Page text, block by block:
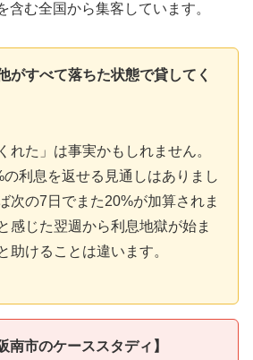
含む全国から集客しています。
がすべて落ちた状態で貸してく
れた」は事実かもしれません。
の利息を返せる見通しはありまし
次の7日でまた20%が加算されま
感じた翌週から利息地獄が始ま
助けることは違います。
市のケーススタディ】